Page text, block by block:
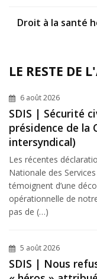
Droit à la santé
LE RESTE DE
6 août 2026
SDIS | Sécurité
présidence de la
intersyndical)
Les récentes
Nationale des
témoignent d’une
opérationnelle de
pas de (…)
5 août 2026
SDIS | Nous